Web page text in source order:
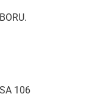
106